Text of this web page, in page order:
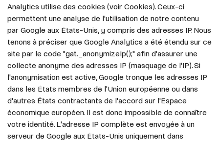
Analytics utilise des cookies (voir Cookies). Ceux-ci
permettent une analyse de l'utilisation de notre contenu
par Google aux États-Unis, y compris des adresses IP. Nous
tenons à préciser que Google Analytics a été étendu sur ce
site par le code "gat._anonymizeIp();" afin d'assurer une
collecte anonyme des adresses IP (masquage de l'IP). Si
l'anonymisation est active, Google tronque les adresses IP
dans les États membres de l'Union européenne ou dans
d'autres États contractants de l'accord sur l'Espace
économique européen. Il est donc impossible de connaître
votre identité. L'adresse IP complète est envoyée à un
serveur de Google aux États-Unis uniquement dans